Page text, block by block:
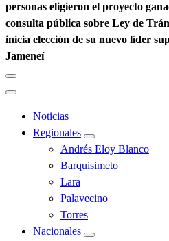
personas eligieron el proyecto
consulta pública sobre Ley de
inicia elección de su nuevo líder
Jameneí
Noticias
Regionales
Andrés Eloy Blanco
Barquisimeto
Lara
Palavecino
Torres
Nacionales